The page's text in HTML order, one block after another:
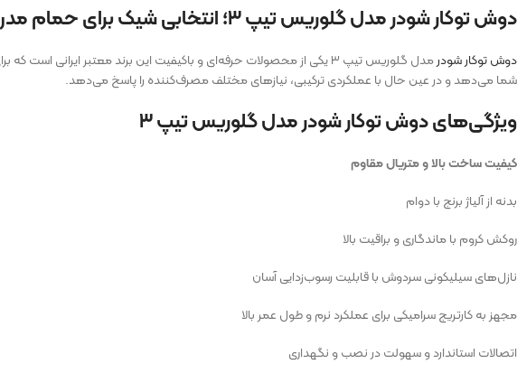
دوش توکار شودر مدل گلوریس تیپ ۳؛ انتخابی شیک برای حمام مدرن
دوش توکار شودر
مدل گلوریس تیپ ۳ یکی از محصولات حرفه‌ای و باکیفیت این برند معتبر
شما می‌دهد و در عین حال با عملکردی ترکیبی، نیازهای مختلف مصرف‌کننده را پاسخ می‌دهد.
ویژگی‌های دوش توکار شودر مدل گلوریس تیپ ۳
کیفیت ساخت بالا و متریال مقاوم
بدنه از آلیاژ برنج با دوام
روکش کروم با ماندگاری و براقیت بالا
نازل‌های سیلیکونی سردوش با قابلیت رسوب‌زدایی آسان
مجهز به کارتریج سرامیکی برای عملکرد نرم و طول عمر بالا
اتصالات استاندارد و سهولت در نصب و نگهداری